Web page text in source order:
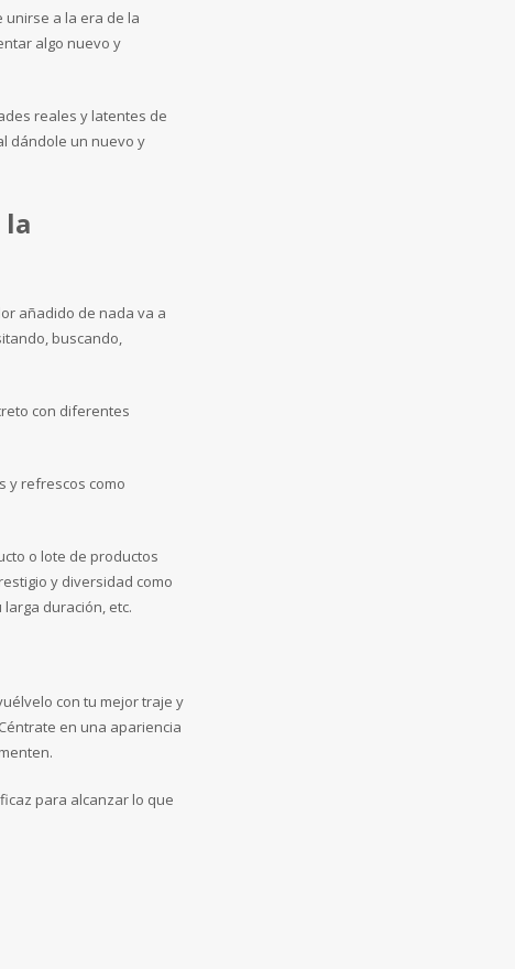
a la era de la
algo nuevo y
reales y latentes de
dándole un nuevo y
añadido de nada va a
buscando,
con diferentes
y refrescos como
o lote de productos
y diversidad como
duración, etc.
con tu mejor traje y
en una apariencia
para alcanzar lo que